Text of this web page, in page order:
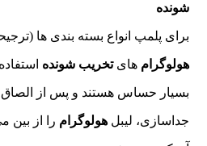
شونده
برای پلمپ انواع بسته بندی ها
هولوگرام هایتخریب شونده
بسیار حساس هستند و پس از
جداسازی، لیبلهولوگرام را از بین